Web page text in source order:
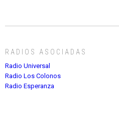
RADIOS ASOCIADAS
Radio Universal
Radio Los Colonos
Radio Esperanza